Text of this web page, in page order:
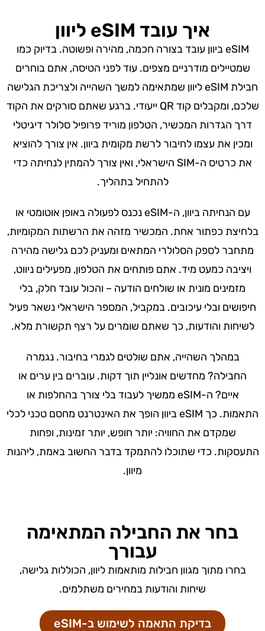
איך עובד eSIM ליוון
eSIM ביוון עובד בצורה חכמה, מהירה ופשוטה. בדיוק כמו
שמטיילים מודרניים מצפים. עוד לפני הטיסה, אתם בוחרים
חבילת eSIM ליוון שמתאימה למשך השהייה ולצריכת הגלישה
שלכם, ומקבלים קוד QR ייעודי. ברגע שאתם סורקים את הקוד
דרך הגדרות המכשיר, הטלפון מוריד פרופיל סלולר דיגיטלי
ומכין את עצמו לחיבור לרשת מקומית ביוון. אין צורך להוציא
את כרטיס ה-SIM הישראלי, ואין צורך להמתין לנחיתה כדי
להתחיל בתהליך.
עם הנחיתה ביוון, ה-eSIM נכנס לפעולה באופן אוטומטי או
בלחיצת כפתור אחת. המכשיר מזהה את הרשתות המקומיות,
מתחבר לספק הסלולרי המתאים ומעניק לכם גלישה מהירה
ויציבה כמעט מיד. אתם פותחים את הטלפון, מפעילים ניווט,
מזמינים מונית או שולחים הודעה – והכול עובד חלק, בלי
חיפושים ובלי עיכובים. במקביל, המספר הישראלי נשאר פעיל
לשיחות והודעות, כך שאתם שומרים על רצף תקשורת מלא.
במהלך השהייה, אתם שולטים לגמרי בחיבור. נגמרה
החבילה? מחדשים אונליין תוך דקות. עוברים בין ערים או
איים? ה-eSIM ממשיך לעבוד בלי צורך בהחלפות או
התאמות. כך eSIM ביוון הופך את האינטרנט מחסם טכני לכלי
שמקדם את החוויה: יותר חופש, יותר זמינות, ופחות
התעסקות. כדי שתוכלו להתמקד בדבר החשוב באמת, ליהנות
מיוון.
בחר את החבילה המתאימה
עבורך
בחרו מתוך מגוון חבילות מותאמות ליוון, הכוללות גלישה,
שיחות והודעות במחירים משתלמים.
בדיקת התאמה לשימוש ב-eSIM